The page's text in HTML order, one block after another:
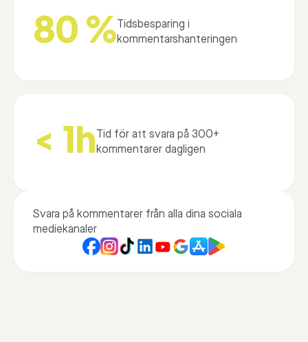
80 %Tidsbesparing i
kommentarshanteringen
< 1hTid för att svara på 300+
kommentarer dagligen
Svara på kommentarer från alla dina sociala
mediekanaler